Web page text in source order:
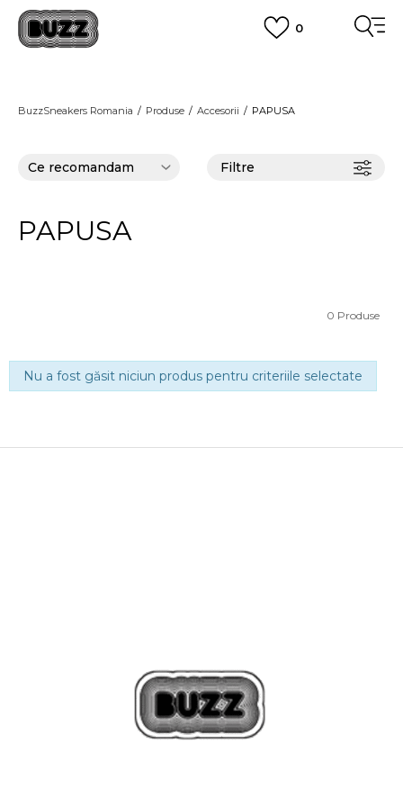
0
3 rate fără dobândă fără card de credit cu Klarna
BuzzSneakers Romania Produse Accesorii PAPUSA
Filtre
PAPUSA
0 Produse
Nu a fost găsit niciun produs pentru criteriile selectate